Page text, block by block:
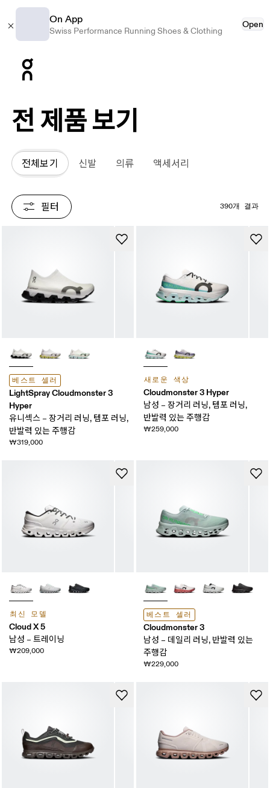
On App
Swiss Performance Running Shoes & Clothing
Open
전 제품 보기
전체보기 신발 의류 액세서리
필터 390개 결과
베스트 셀러
LightSpray Cloudmonster 3
Hyper
유니섹스 – 장거리 러닝, 템포 러닝,
반발력 있는 주행감
₩319,000
새로운 색상
Cloudmonster 3 Hyper
남성 – 장거리 러닝, 템포 러닝,
반발력 있는 주행감
₩259,000
최신 모델
Cloud X 5
남성 – 트레이닝
₩209,000
베스트 셀러
Cloudmonster 3
남성 – 데일리 러닝, 반발력 있는
주행감
₩229,000